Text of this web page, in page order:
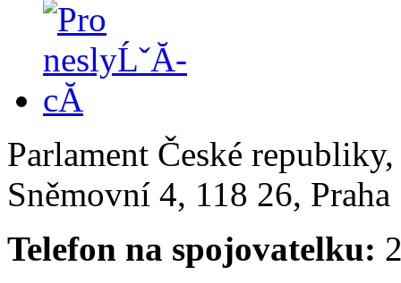
Parlament České
Sněmovní 4, 118 26,
Telefon na spojovatelku: